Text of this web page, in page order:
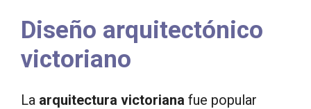
Diseño arquitectónico
victoriano
La arquitectura victoriana fue popular